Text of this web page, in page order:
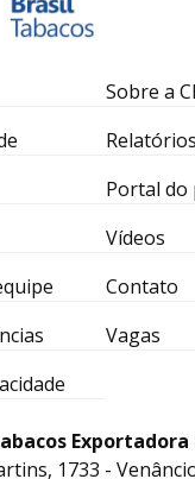
Sobre a
Relatórios
Portal
Vídeos
Contato
Vagas
Exportadora
1733 -